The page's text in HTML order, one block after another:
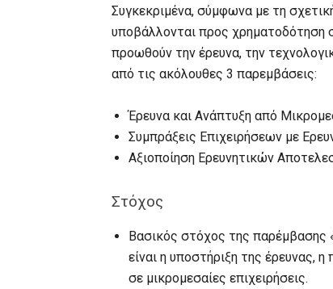
Συγκεκριμένα, σύμφωνα με τη
υποβάλλονται προς χρηματοδότηση
προωθούν την έρευνα, την
από τις ακόλουθες 3 παρεμβάσεις:
Έρευνα και Ανάπτυξη από
Συμπράξεις Επιχειρήσεων με
Αξιοποίηση Ερευνητικών
Στόχος
Βασικός στόχος της παρέμβασης
είναι η υποστήριξη της έρευνας,
σε μικρομεσαίες επιχειρήσεις.